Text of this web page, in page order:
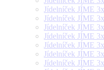
Jídelníček JÍME
Jídelníček JÍME
Jídelníček JÍME
Jídelníček JÍME
Jídelníček JÍME
Jídelníček JÍME
Jídelníček JÍME